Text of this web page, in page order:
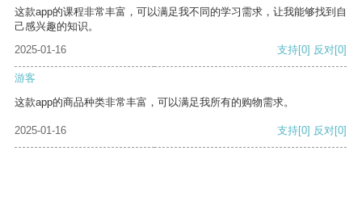
这款app的课程非常丰富，可以满足我不同的学习需求，让我能够找到自
己感兴趣的知识。
2025-01-16
支持[0] 反对[0]
游客
这款app的商品种类非常丰富，可以满足我所有的购物需求。
2025-01-16 支持[0] 反对[0]